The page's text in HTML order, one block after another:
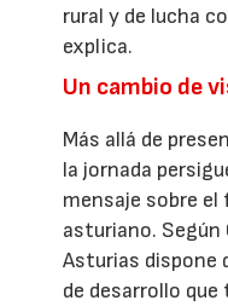
rural y de lucha
explica.
Un cambio de
Más allá de
la jornada
mensaje sobre
asturiano. Según
Asturias dispone
de desarrollo